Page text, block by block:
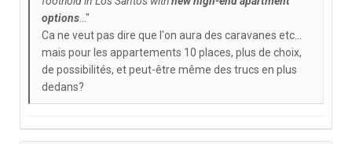
options ..."
Ca ne veut pas dire que l'on aura des caravanes etc...
mais pour les appartements 10 places, plus de choix,
de possibilités, et peut-être même des trucs en plus
dedans?